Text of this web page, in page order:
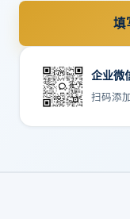
填
企业微
扫码添